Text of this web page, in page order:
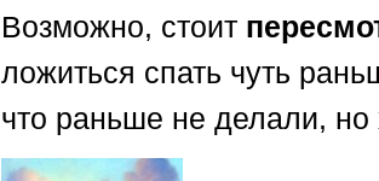
Возможно, стоит
ложиться спать чуть
что раньше не делали, но